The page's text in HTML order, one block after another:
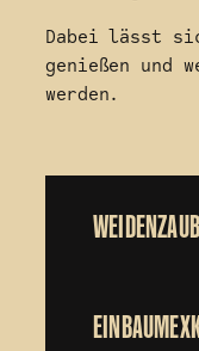
Dabei lässt
genießen und
werden.